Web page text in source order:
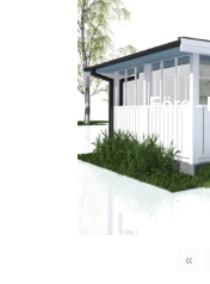
Före -
«